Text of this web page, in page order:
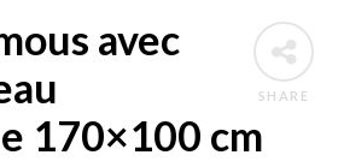
SHARE
avec
170×100 cm